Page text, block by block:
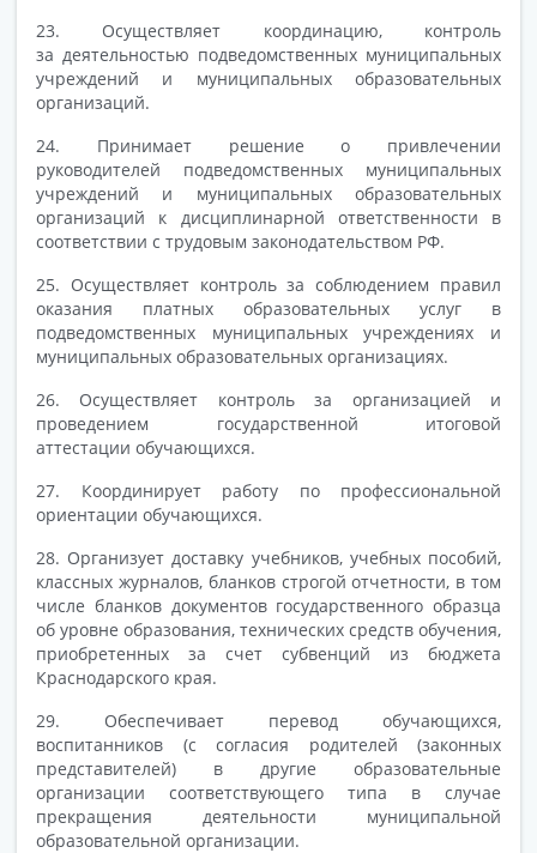
23. Осуществляет координацию, контроль
за деятельностью подведомственных муниципальных
учреждений и муниципальных образовательных
организаций.
24. Принимает решение о привлечении
руководителей подведомственных муниципальных
учреждений и муниципальных образовательных
организаций к дисциплинарной ответственности в
соответствии с трудовым законодательством РФ.
25. Осуществляет контроль за соблюдением правил
оказания платных образовательных услуг в
подведомственных муниципальных учреждениях и
муниципальных образовательных организациях.
26. Осуществляет контроль за организацией и
проведением государственной итоговой
аттестации обучающихся.
27. Координирует работу по профессиональной
ориентации обучающихся.
28. Организует доставку учебников, учебных пособий,
классных журналов, бланков строгой отчетности, в том
числе бланков документов государственного образца
об уровне образования, технических средств обучения,
приобретенных за счет субвенций из бюджета
Краснодарского края.
29. Обеспечивает перевод обучающихся,
воспитанников (с согласия родителей (законных
представителей) в другие образовательные
организации соответствующего типа в случае
прекращения деятельности муниципальной
образовательной организации.